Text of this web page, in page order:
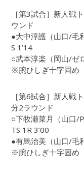
［第3試合］新人戦
ウンド
●大中淳護（山口/毛
S 1’14
○武本淳楽（岡山/ゼ
※腕ひしぎ十字固め
［第6試合］新人戦
分2ラウンド
○下牧瀬菜月（山口/
TS 1R 3’00
●有馬治美（山口/毛
※腕ひしぎ十字固め